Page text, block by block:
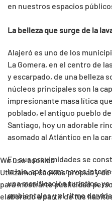
en nuestros espacios
La belleza que surge de la
Alajeró es uno de los
La Gomera, en el centro de
y escarpado, de una belleza
núcleos principales son la
impresionante masa lítica
poblado, el antiguo pueblo
Santiago, hoy un adorable
asomado al Atlántico en la
En sus proximidades se
la isla, apto para naves
una masificación turística,
ambientales y el ritmo de
We use cookies
Utilizamos cookies propias y
para mostrarte publicidad
elaborado a partir de tus